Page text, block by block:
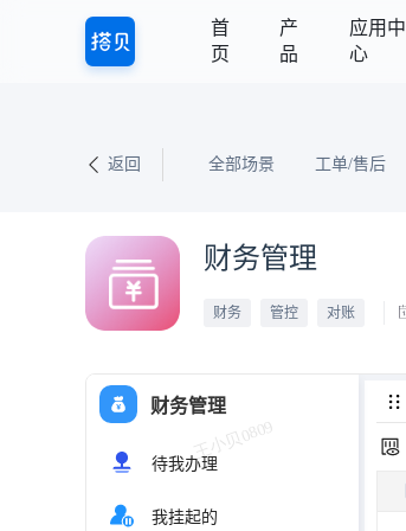
首
页
产
品
应用中
心
返回 全部场景 工单/售后
财务管理
财务 管控 对账